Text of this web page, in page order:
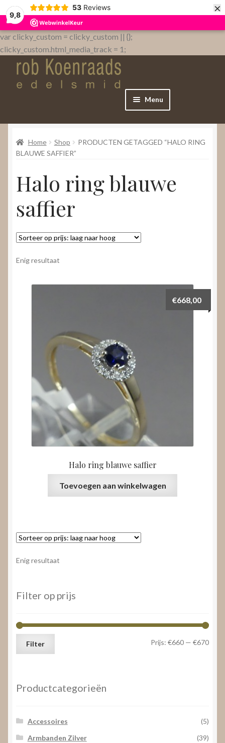
9,8
53 Reviews ×
var clicky_custom = clicky_custom || {};
clicky_custom.html_media_track = 1;
Menu
Home
WebShop
Over
Contact
Nieuws
Video’s
Home Shop
PRODUCTEN GETAGGED “HALO RING
BLAUWE SAFFIER”
Halo ring blauwe
saffier
Enig resultaat
Halo ring blauwe saffier
€668,00
Toevoegen aan winkelwagen
Enig resultaat
Filter op prijs
Min.
Max.
Filter Prijs: €660 — €670
Productcategorieën
Accessoires
(5)
Armbanden Zilver
(39)